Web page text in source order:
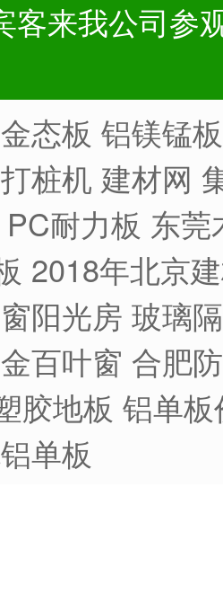
客来我公司参
金态板 铝镁锰板
桩机 建材网
PC耐力板 东莞
2018年北京
阳光房 玻璃
百叶窗 合肥
胶地板 铝单
单板